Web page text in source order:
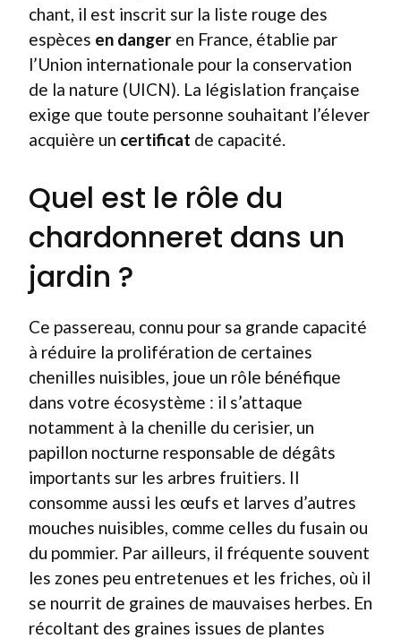
chant, il est inscrit sur la liste rouge des
espèces en danger en France, établie par
l’Union internationale pour la conservation
de la nature (UICN). La législation française
exige que toute personne souhaitant l’élever
acquière un certificat de capacité.
Quel est le rôle du
chardonneret dans un
jardin ?
Ce passereau, connu pour sa grande capacité
à réduire la prolifération de certaines
chenilles nuisibles, joue un rôle bénéfique
dans votre écosystème : il s’attaque
notamment à la chenille du cerisier, un
papillon nocturne responsable de dégâts
importants sur les arbres fruitiers. Il
consomme aussi les œufs et larves d’autres
mouches nuisibles, comme celles du fusain ou
du pommier. Par ailleurs, il fréquente souvent
les zones peu entretenues et les friches, où il
se nourrit de graines de mauvaises herbes. En
récoltant des graines issues de plantes